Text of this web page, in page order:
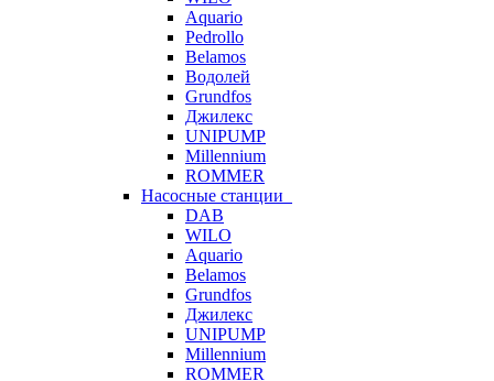
Aquario
Pedrollo
Belamos
Водолей
Grundfos
Джилекс
UNIPUMP
Millennium
ROMMER
Насосные станции
DAB
WILO
Aquario
Belamos
Grundfos
Джилекс
UNIPUMP
Millennium
ROMMER